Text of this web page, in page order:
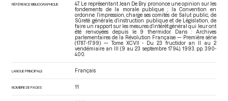
RÉFÉRENCE BIBLIOGRAPHIQUE
47. Le représentant Jean De Bry prononce une opinion sur les
fondements de la morale publique ; la Convention en
ordonne l’impression, charge ses comités de Salut public, de
Sûreté générale, d’instruction publique et de Législation, de
faire un rapport sur les mesures d’intérêt général qui leur ont
été renvoyées depuis le 9 thermidor. Dans : Archives
parlementaires de la Révolution Française — Première série
(1787-1799) — Tome XCVII - Du 23 fructidor an II au 2
vendémiaire an III (9 au 23 septembre 1794). 1993. pp. 390-
400.
LANGUE PRINCIPALE Français
NOMBRE DE PAGES 11